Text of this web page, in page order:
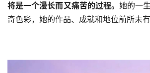
将是一个漫长而又痛苦的过程。她的一
奇色彩，她的作品、成就和地位前所未有